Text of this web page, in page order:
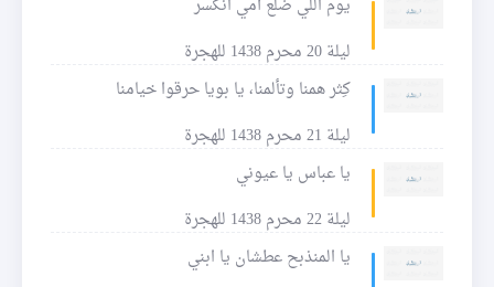
يوم اللي ضلع أمي انكسر
ليلة 20 محرم 1438 للهجرة
كِثر همنا وتألمنا، يا بويا حرقوا خيامنا
ليلة 21 محرم 1438 للهجرة
يا عباس يا عيوني
ليلة 22 محرم 1438 للهجرة
يا المنذبح عطشان يا ابني